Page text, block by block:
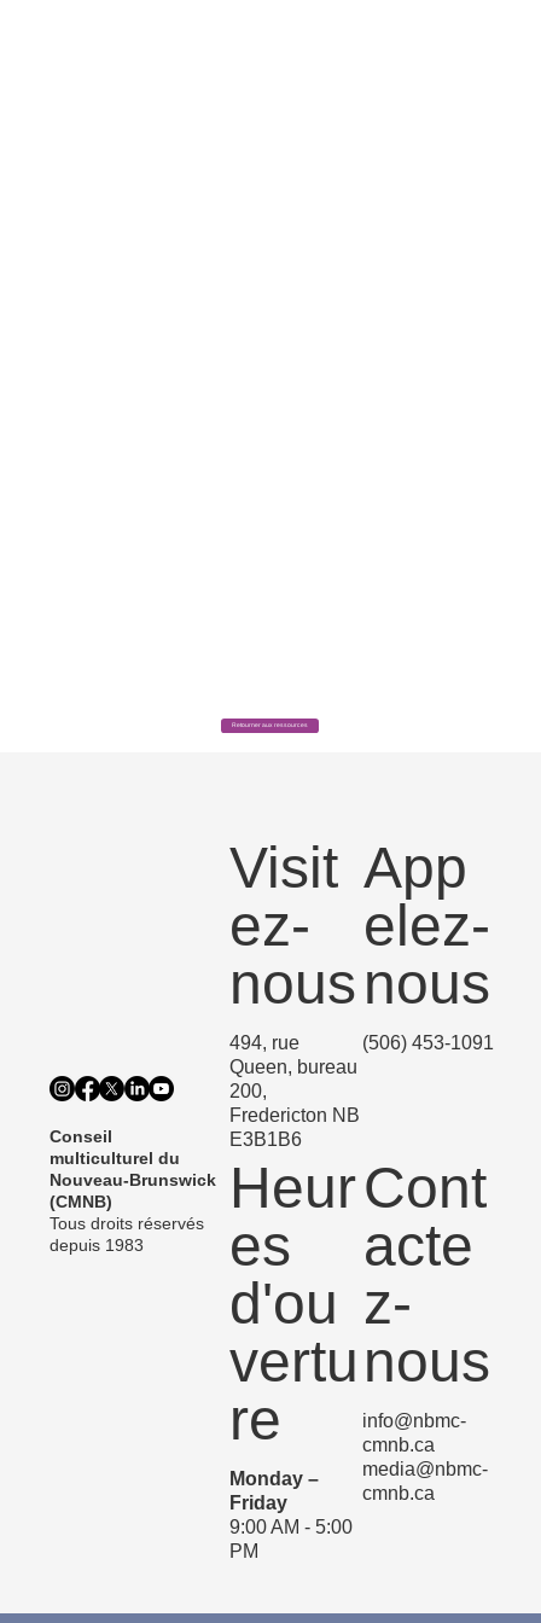
Retourner aux ressources
Conseil
multiculturel du
Nouveau-Brunswick
(CMNB)
Tous droits réservés
depuis 1983
Visit
ez-
nous
494, rue
Queen, bureau
200,
Fredericton NB
E3B1B6
App
elez-
nous
(506) 453-1091
Heur
es
d'ou
vertu
re
Monday –
Friday
9:00 AM - 5:00
PM
Cont
acte
z-
nous
info@nbmc-
cmnb.ca
media@nbmc-
cmnb.ca